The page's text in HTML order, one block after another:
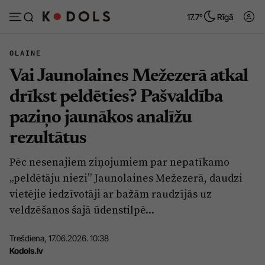
17.7° Rīgā
Abonēt Pieslēgties
Ziņas
Politika
Pašvaldības
Izglītība
Veselība
Ģimene
Vide
Tēmas
Dzīve un ticība
Ekonomika
Krimināli
OLAINE
Vai Jaunolaines Mežezerā atkal
drīkst peldēties? Pašvaldība
paziņo jaunākos analīžu
rezultātus
Pēc nesenajiem ziņojumiem par nepatīkamo
„peldētāju niezi” Jaunolaines Mežezerā, daudzi
vietējie iedzīvotāji ar bažām raudzījās uz
veldzēšanos šajā ūdenstilpē...
Trešdiena, 17.06.2026. 10:38
Kodols.lv